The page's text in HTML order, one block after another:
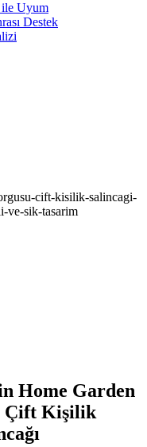
ile Uyum
Destek
cift-kisilik-salincagi-
ve-sik-tasarim
Home Garden
Çift Kişilik